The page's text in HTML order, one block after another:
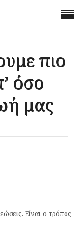
πιο
όσο
μας
Είναι ο τρόπος